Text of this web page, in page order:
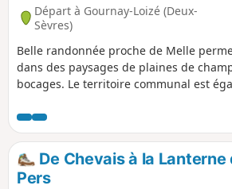
Départ à Gournay-Loizé (Deux-
Sèvres)
Belle randonnée proche de Melle
dans des paysages de plaines de
bocages. Le territoire communal est
sur deux châteaux : châteaux des
Chevrelière.
De Chevais à la
Pers